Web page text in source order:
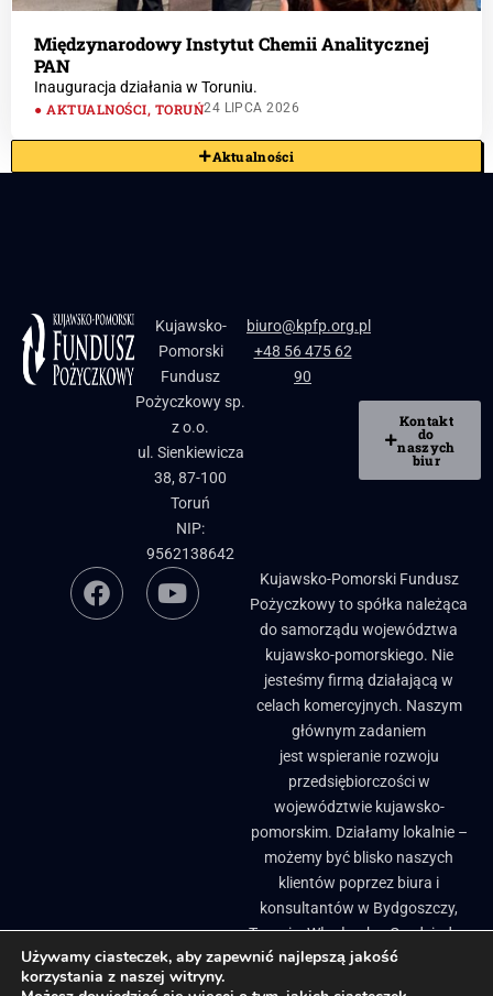
Międzynarodowy Instytut Chemii Analitycznej
PAN
Inauguracja działania w Toruniu.
AKTUALNOŚCI, TORUŃ24 LIPCA 2026
Aktualności
Kujawsko-
Pomorski
Fundusz
Pożyczkowy sp.
z o.o.
ul. Sienkiewicza
38, 87-100
Toruń
NIP:
9562138642
biuro@kpfp.org.pl
+48 56 475 62
90
Kontakt
do
naszych
biur
Kujawsko-Pomorski Fundusz
Pożyczkowy to spółka należąca
do samorządu województwa
kujawsko-pomorskiego. Nie
jesteśmy firmą działającą w
celach komercyjnych. Naszym
głównym zadaniem
jest wspieranie rozwoju
przedsiębiorczości w
województwie kujawsko-
pomorskim. Działamy lokalnie –
możemy być blisko naszych
klientów poprzez biura i
konsultantów w Bydgoszczy,
Toruniu, Włocławku, Grudziądzu
i Brodnicy. ​
Biuletyn Informacji Publicznej
Pożyczki, granty i dotacje dla firm
Używamy ciasteczek, aby zapewnić najlepszą jakość
korzystania z naszej witryny.